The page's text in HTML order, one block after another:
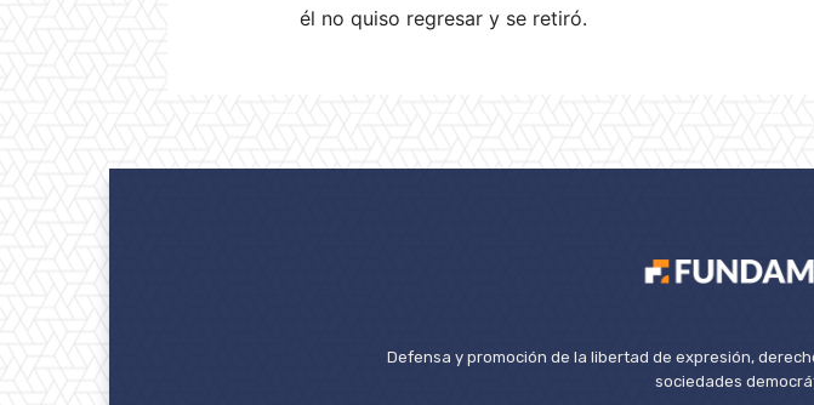
él no quiso regresar y se retiró.
Defensa y promoción de la libertad de expresión,
sociedades